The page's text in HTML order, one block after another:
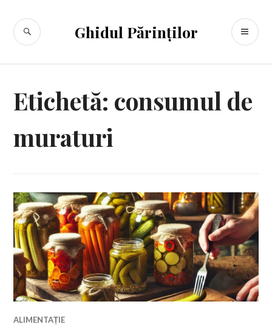
conținut
Ghidul Părinților
CĂUTARE
Etichetă: consumul de
muraturi
ALIMENTAȚIE